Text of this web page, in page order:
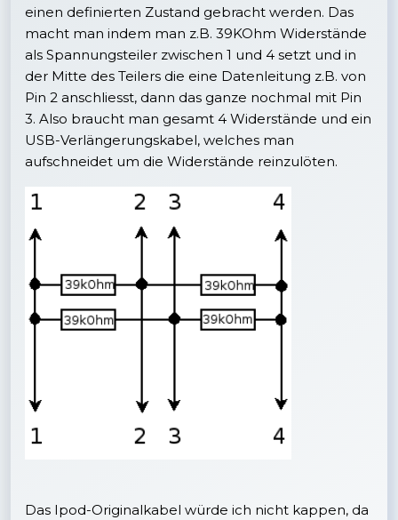
einen definierten Zustand gebracht werden. Das
macht man indem man z.B. 39KOhm Widerstände
als Spannungsteiler zwischen 1 und 4 setzt und in
der Mitte des Teilers die eine Datenleitung z.B. von
Pin 2 anschliesst, dann das ganze nochmal mit Pin
3. Also braucht man gesamt 4 Widerstände und ein
USB-Verlängerungskabel, welches man
aufschneidet um die Widerstände reinzulöten.
Das Ipod-Originalkabel würde ich nicht kappen, da